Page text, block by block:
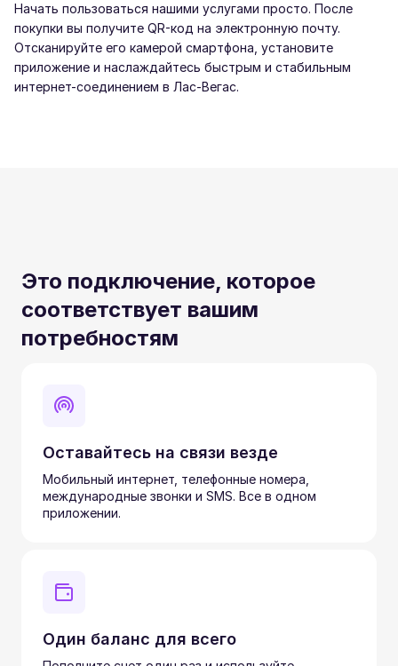
Начать пользоваться нашими услугами просто. После
покупки вы получите QR-код на электронную почту.
Отсканируйте его камерой смартфона, установите
приложение и наслаждайтесь быстрым и стабильным
интернет-соединением в Лас-Вегас.
Это подключение, которое
соответствует вашим
потребностям
Оставайтесь на связи везде
Мобильный интернет, телефонные номера,
международные звонки и SMS. Все в одном
приложении.
Один баланс для всего